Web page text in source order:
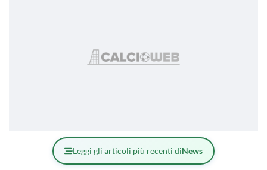
Leggi gli articoli più recenti diNews